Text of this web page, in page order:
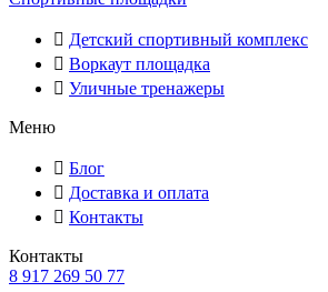
Детский спортивный комплекс
Воркаут площадка
Уличные тренажеры
Меню
Блог
Доставка и оплата
Контакты
Контакты
8 917 269 50 77